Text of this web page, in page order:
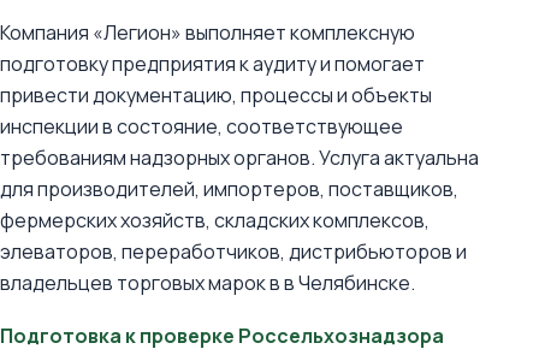
Компания «Легион» выполняет комплексную
подготовку предприятия к аудиту и помогает
привести документацию, процессы и объекты
инспекции в состояние, соответствующее
требованиям надзорных органов. Услуга актуальна
для производителей, импортеров, поставщиков,
фермерских хозяйств, складских комплексов,
элеваторов, переработчиков, дистрибьюторов и
владельцев торговых марок в в Челябинске.
Подготовка к проверке Россельхознадзора